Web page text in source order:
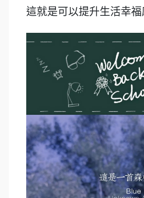
這就是可以提升生活幸